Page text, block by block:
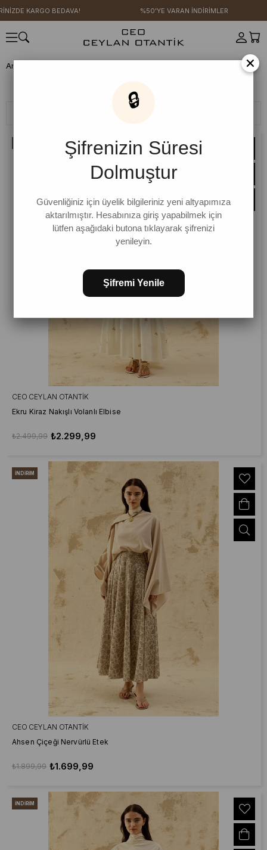
%50'YE VARAN İNDİRİMLER 4 AL 3 ÖDE
Anasayfa
Pamuk Koleksiyonu
CEO CEYLAN OTANTIK
Ekru Kiraz Nakışlı Volanlı Elbise
₺2.299,99
₺2.499,99
CEO CEYLAN OTANTIK
Ahsen Çiçeği Nervürlü Etek
₺1.699,99
₺1.899,99
İNDIRIM
İNDIRIM
×
🔒
Şifrenizin Süresi
Dolmuştur
Güvenliğiniz için üyelik bilgileriniz yeni altyapımıza
aktarılmıştır. Hesabınıza giriş yapabilmek için
lütfen aşağıdaki butona tıklayarak şifrenizi
yenileyin.
Şifremi Yenile